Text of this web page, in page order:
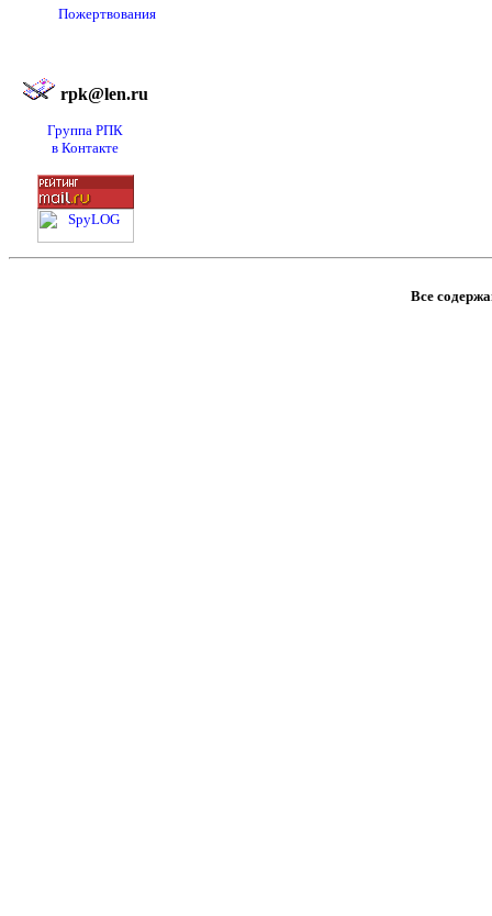
Пожертвования
rpk@len.ru
Группа РПК
в Контакте
Все